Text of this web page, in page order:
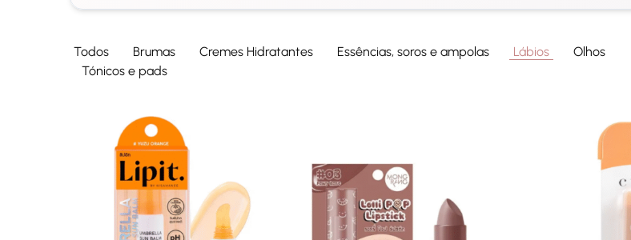
Todos Brumas Cremes Hidratantes Essências, soros e ampolas Lábios
Olhos
Tónicos e pads